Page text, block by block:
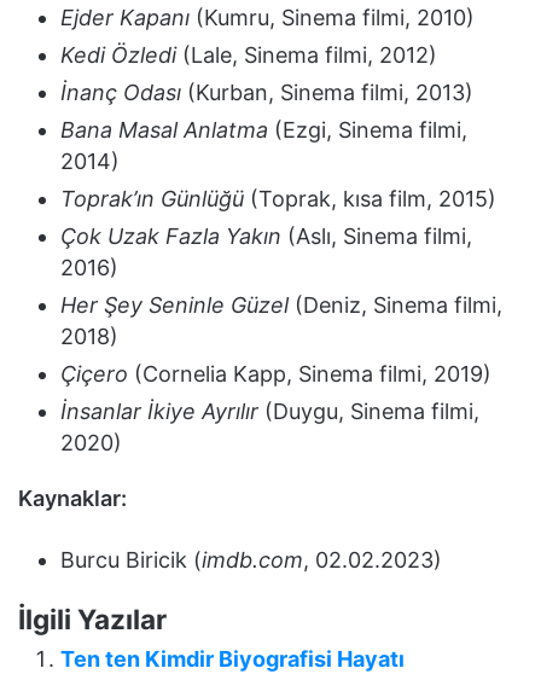
Ejder Kapanı (Kumru, Sinema filmi, 2010)
Kedi Özledi(Lale, Sinema filmi, 2012)
İnanç Odası (Kurban, Sinema filmi, 2013)
Bana Masal Anlatma (Ezgi, Sinema filmi,
2014)
Toprak’ın Günlüğü (Toprak, kısa film, 2015)
Çok Uzak Fazla Yakın (Aslı, Sinema filmi,
2016)
Her Şey Seninle Güzel(Deniz, Sinema filmi,
2018)
Çiçero (Cornelia Kapp, Sinema filmi, 2019)
İnsanlar İkiye Ayrılır (Duygu, Sinema filmi,
2020)
Kaynaklar:
Burcu Biricik (imdb.com, 02.02.2023)
İlgili Yazılar
Ten ten Kimdir Biyografisi Hayatı